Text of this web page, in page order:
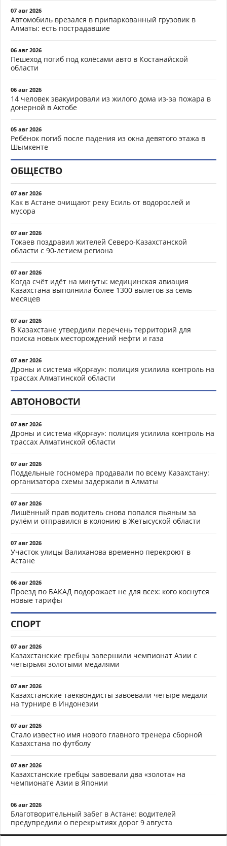
07 авг 2026
Автомобиль врезался в припаркованный грузовик в
Алматы: есть пострадавшие
06 авг 2026
Пешеход погиб под колёсами авто в Костанайской
области
06 авг 2026
14 человек эвакуировали из жилого дома из-за пожара в
донерной в Актобе
05 авг 2026
Ребёнок погиб после падения из окна девятого этажа в
Шымкенте
ОБЩЕСТВО
07 авг 2026
Как в Астане очищают реку Есиль от водорослей и
мусора
07 авг 2026
Токаев поздравил жителей Северо-Казахстанской
области с 90-летием региона
07 авг 2026
Когда счёт идёт на минуты: медицинская авиация
Казахстана выполнила более 1300 вылетов за семь
месяцев
07 авг 2026
В Казахстане утвердили перечень территорий для
поиска новых месторождений нефти и газа
07 авг 2026
Дроны и система «Қорғау»: полиция усилила контроль на
трассах Алматинской области
АВТОНОВОСТИ
07 авг 2026
Дроны и система «Қорғау»: полиция усилила контроль на
трассах Алматинской области
07 авг 2026
Поддельные госномера продавали по всему Казахстану:
организатора схемы задержали в Алматы
07 авг 2026
Лишённый прав водитель снова попался пьяным за
рулём и отправился в колонию в Жетысуской области
07 авг 2026
Участок улицы Валиханова временно перекроют в
Астане
06 авг 2026
Проезд по БАКАД подорожает не для всех: кого коснутся
новые тарифы
СПОРТ
07 авг 2026
Казахстанские гребцы завершили чемпионат Азии с
четырьмя золотыми медалями
07 авг 2026
Казахстанские таеквондисты завоевали четыре медали
на турнире в Индонезии
07 авг 2026
Стало известно имя нового главного тренера сборной
Казахстана по футболу
07 авг 2026
Казахстанские гребцы завоевали два «золота» на
чемпионате Азии в Японии
06 авг 2026
Благотворительный забег в Астане: водителей
предупредили о перекрытиях дорог 9 августа